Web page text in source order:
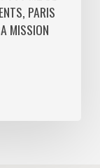
PARIS
MISSION